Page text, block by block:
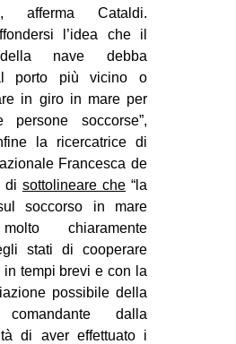
afferma Cataldi.
l’idea che il
nave debba
porto più vicino o
in giro in mare per
persone soccorse”,
la ricercatrice di
Francesca de
di sottolineare che “la
soccorso in mare
chiaramente
stati di cooperare
in tempi brevi e con la
possibile della
dalla
di aver effettuato i